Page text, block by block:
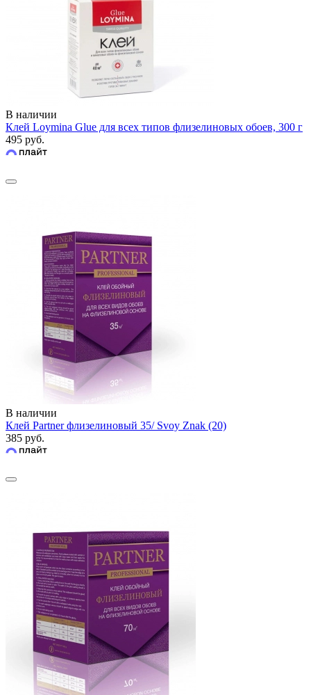
В наличии
Клей Loymina Glue для всех типов флизелиновых обоев, 300 г
495 руб.
В наличии
Клей Partner флизелиновый 35/ Svoy Znak (20)
385 руб.